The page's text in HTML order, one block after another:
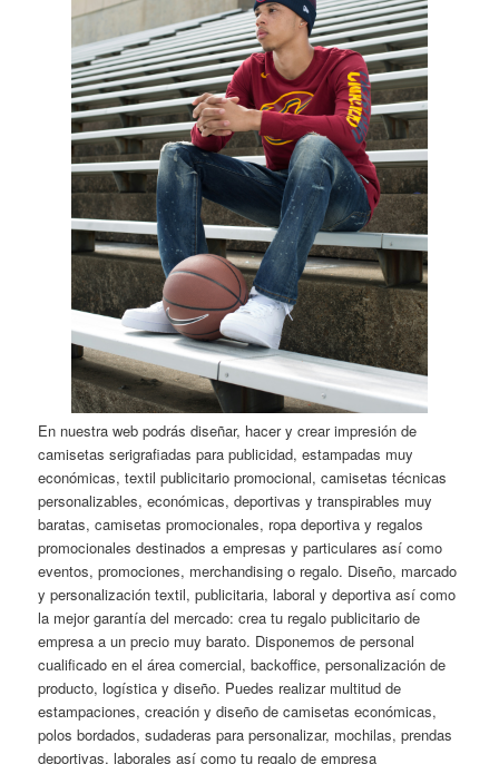
En nuestra web podrás diseñar, hacer y crear impresión de
camisetas serigrafiadas para publicidad, estampadas muy
económicas, textil publicitario promocional, camisetas técnicas
personalizables, económicas, deportivas y transpirables muy
baratas, camisetas promocionales, ropa deportiva y regalos
promocionales destinados a empresas y particulares así como
eventos, promociones, merchandising o regalo. Diseño, marcado
y personalización textil, publicitaria, laboral y deportiva así como
la mejor garantía del mercado: crea tu regalo publicitario de
empresa a un precio muy barato. Disponemos de personal
cualificado en el área comercial, backoffice, personalización de
producto, logística y diseño. Puedes realizar multitud de
estampaciones, creación y diseño de camisetas económicas,
polos bordados, sudaderas para personalizar, mochilas, prendas
deportivas, laborales así como tu regalo de empresa